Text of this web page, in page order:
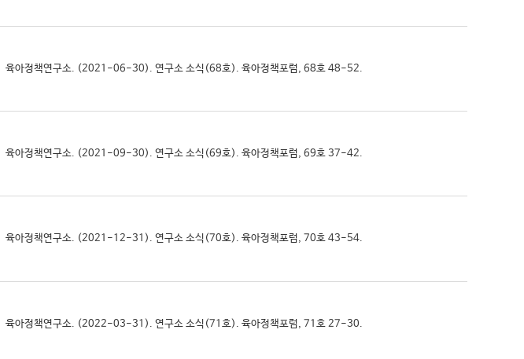
육아정책연구소. (2021-06-30). 연구소 소식(68호). 육아정책포럼, 68호 48-52.
육아정책연구소. (2021-09-30). 연구소 소식(69호). 육아정책포럼, 69호 37-42.
육아정책연구소. (2021-12-31). 연구소 소식(70호). 육아정책포럼, 70호 43-54.
육아정책연구소. (2022-03-31). 연구소 소식(71호). 육아정책포럼, 71호 27-30.